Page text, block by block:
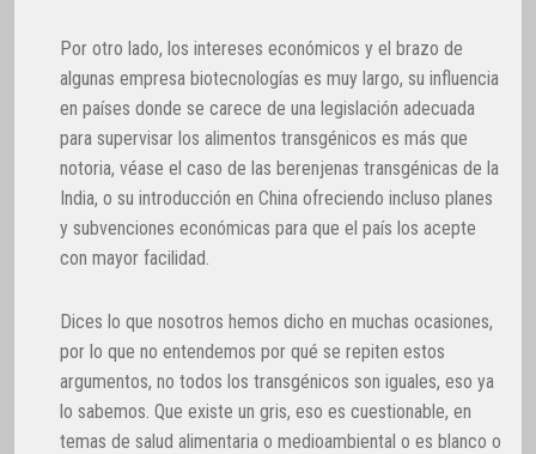
Por otro lado, los intereses económicos y el brazo de
algunas empresa biotecnologías es muy largo, su influencia
en países donde se carece de una legislación adecuada
para supervisar los alimentos transgénicos es más que
notoria, véase el caso de las berenjenas transgénicas de la
India, o su introducción en China ofreciendo incluso planes
y subvenciones económicas para que el país los acepte
con mayor facilidad.
Dices lo que nosotros hemos dicho en muchas ocasiones,
por lo que no entendemos por qué se repiten estos
argumentos, no todos los transgénicos son iguales, eso ya
lo sabemos. Que existe un gris, eso es cuestionable, en
temas de salud alimentaria o medioambiental o es blanco o